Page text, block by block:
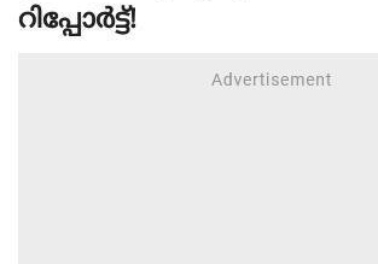
റിപ്പോര്‍ട്ട്!